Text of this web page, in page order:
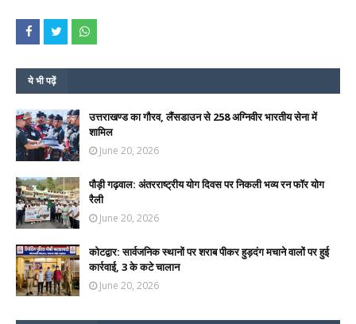
ये भी पढ़ें
उत्तराखण्ड का गौरव, लैंसडाउन से 258 अग्निवीर भारतीय सेना में
शामिल
June 20, 2026
पौड़ी गढ़वाल: अंतरराष्ट्रीय योग दिवस पर निकली भव्य रन फॉर योग
रैली
June 20, 2026
कोटद्वार: सार्वजनिक स्थानों पर शराब पीकर हुड़दंग मचाने वालों पर हुई
कार्रवाई, 3 के कटे चालान
June 20, 2026